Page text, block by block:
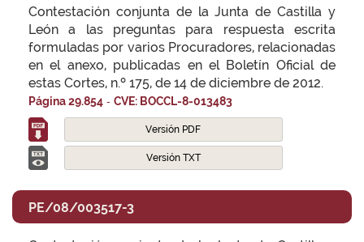
Contestación conjunta de la Junta de Castilla y
León a las preguntas para respuesta escrita
formuladas por varios Procuradores, relacionadas
en el anexo, publicadas en el Boletín Oficial de
estas Cortes, n.º 175, de 14 de diciembre de 2012.
Página 29.854 - CVE: BOCCL-8-013483
Versión PDF
Versión TXT
PE/08/003517-3